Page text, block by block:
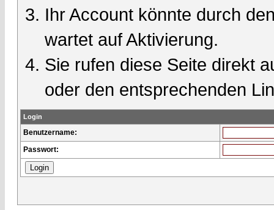
Ihr Account könnte durch
wartet auf Aktivierung.
Sie rufen diese Seite direkt
oder den entsprechenden
Login
Benutzername:
Passwort: